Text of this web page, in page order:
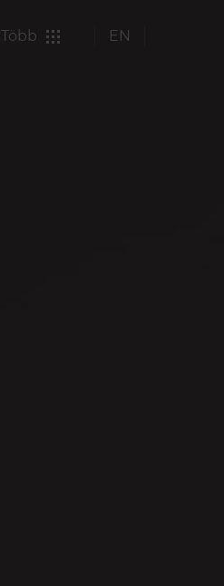
Több EN